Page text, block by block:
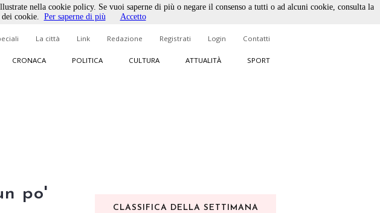
La città Link Redazione Registrati Login Contatti
CRONACA POLITICA CULTURA ATTUALITÀ SPORT
po'
CLASSIFICA DELLA SETTIMANA
nella cookie policy. Se vuoi saperne di più o negare il consenso a tutti o ad alcuni cookie, consulta la
cookie. Per saperne di più Accetto